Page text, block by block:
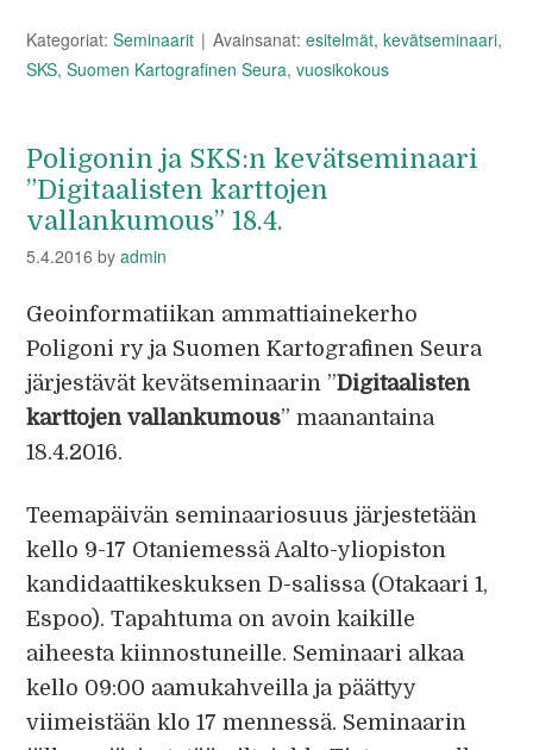
Kategoriat:Seminaarit Avainsanat:esitelmät,kevätseminaari,
SKS,Suomen Kartografinen Seura,vuosikokous
Poligonin ja SKS:n kevätseminaari
”Digitaalisten karttojen
vallankumous” 18.4.
5.4.2016 byadmin
Geoinformatiikan ammattiainekerho
Poligoni ry ja Suomen Kartografinen Seura
järjestävät kevätseminaarin ”Digitaalisten
karttojen vallankumous” maanantaina
18.4.2016.
Teemapäivän seminaariosuus järjestetään
kello 9-17 Otaniemessä Aalto-yliopiston
kandidaattikeskuksen D-salissa (Otakaari 1,
Espoo). Tapahtuma on avoin kaikille
aiheesta kiinnostuneille. Seminaari alkaa
kello 09:00 aamukahveilla ja päättyy
viimeistään klo 17 mennessä. Seminaarin